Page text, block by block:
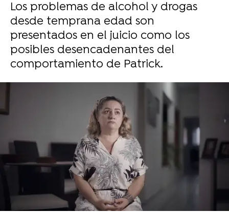
Los problemas de alcohol y drogas
desde temprana edad son
presentados en el juicio como los
posibles desencadenantes del
comportamiento de Patrick.
'No se lo digas a nadie', serie documental
completa en ATRESplayer PREMIUM